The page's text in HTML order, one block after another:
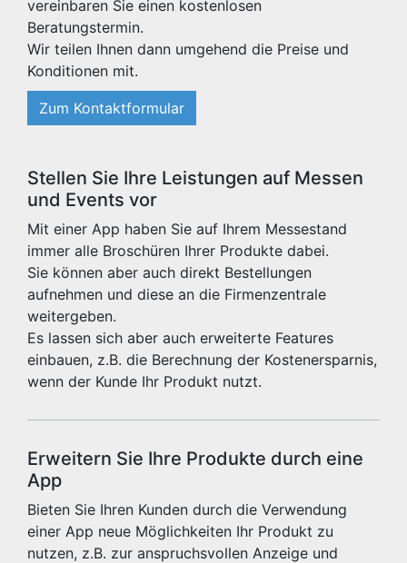
vereinbaren Sie einen kostenlosen
Beratungstermin.
Wir teilen Ihnen dann umgehend die Preise und
Konditionen mit.
Zum Kontaktformular
Stellen Sie Ihre Leistungen auf Messen
und Events vor
Mit einer App haben Sie auf Ihrem Messestand
immer alle Broschüren Ihrer Produkte dabei.
Sie können aber auch direkt Bestellungen
aufnehmen und diese an die Firmenzentrale
weitergeben.
Es lassen sich aber auch erweiterte Features
einbauen, z.B. die Berechnung der Kostenersparnis,
wenn der Kunde Ihr Produkt nutzt.
Erweitern Sie Ihre Produkte durch eine
App
Bieten Sie Ihren Kunden durch die Verwendung
einer App neue Möglichkeiten Ihr Produkt zu
nutzen, z.B. zur anspruchsvollen Anzeige und